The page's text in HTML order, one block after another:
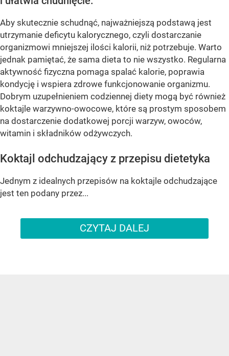
Aby skutecznie schudnąć, najważniejszą podstawą jest
utrzymanie deficytu kalorycznego, czyli dostarczanie
organizmowi mniejszej ilości kalorii, niż potrzebuje. Warto
jednak pamiętać, że sama dieta to nie wszystko. Regularna
aktywność fizyczna pomaga spalać kalorie, poprawia
kondycję i wspiera zdrowe funkcjonowanie organizmu.
Dobrym uzupełnieniem codziennej diety mogą być również
koktajle warzywno-owocowe, które są prostym sposobem
na dostarczenie dodatkowej porcji warzyw, owoców,
witamin i składników odżywczych.
Koktajl odchudzający z przepisu dietetyka
Jednym z idealnych przepisów na koktajle odchudzające
jest ten podany przez...
CZYTAJ DALEJ